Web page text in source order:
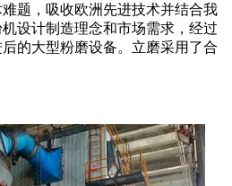
题，吸收欧洲先进技术并结合我
设计制造理念和市场需求，经过
的大型粉磨设备。立磨采用了合